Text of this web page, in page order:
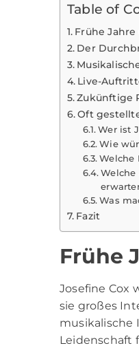
Table of
Frühe
Der
Live-
Zukünftige
Oft
Wer ist
Wie
Welche
Welche
Was
Fazit
Frühe
Josefine Cox
sie großes
musikalische
Leidenschaft